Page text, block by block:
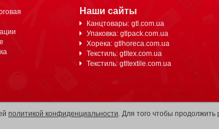
Наши сайты
Канцтовары: gtl.com.ua
Упаковка: gtlpack.com.ua
Хорека: gtlhoreca.com.ua
Текстиль: gtltex.com.ua
Текстиль: gtltextile.com.ua
политикой конфиденциальности. Для того чтобы